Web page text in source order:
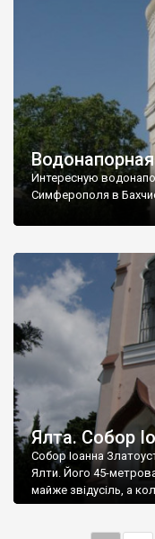
Интересную
Симферополя в
Ялта. Собор
Собор Іоанна
Ялти. Його 45-метрова
майже звідусіль, а